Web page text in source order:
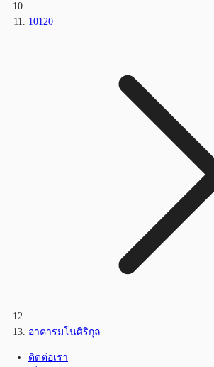
10120
อาคารมโนศิริกุล
ติดต่อเรา